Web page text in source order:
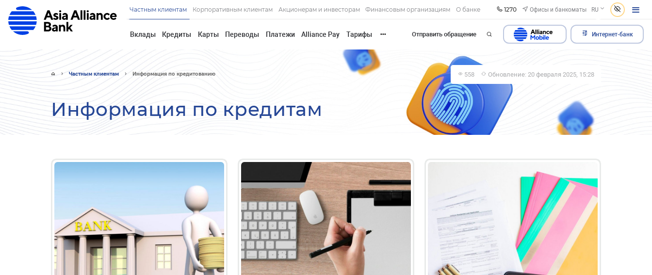
Частным клиентам Корпоративным клиентам Акционерам и инвесторам Финансовым организациям О банке 1270 Офисы и банкоматы RU
Вклады Кредиты Карты Переводы Платежи Alliance Pay Тарифы ••• Отправить обращение Интернет-банк
Частным клиентам Информация по кредитованию 558 Обновление: 20 февраля 2025, 15:28
Информация по кредитам